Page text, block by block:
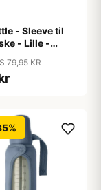
- Sleeve til
- Lille -
Blue
79,95 KR